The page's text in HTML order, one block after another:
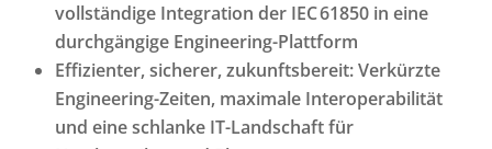
vollständige Integration der IEC 61850 in eine
durchgängige Engineering-Plattform
Effizienter, sicherer, zukunftsbereit: Verkürzte
Engineering-Zeiten, maximale Interoperabilität
und eine schlanke IT-Landschaft für